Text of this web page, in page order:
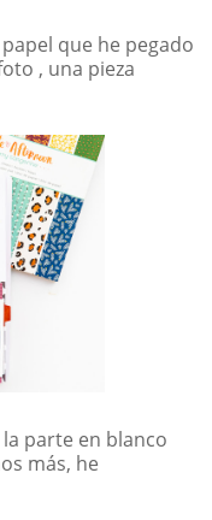
que he pegado
, una pieza
parte en blanco
más, he